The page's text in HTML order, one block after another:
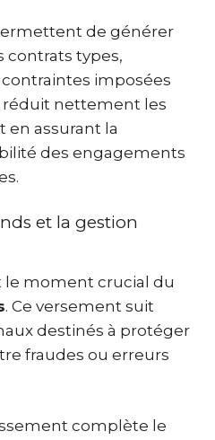
de générer
types,
imposées
réduit nettement les
en assurant la
des engagements
et la gestion
le moment crucial du
. Ce versement suit
destinés à protéger
fraudes ou erreurs
complète le